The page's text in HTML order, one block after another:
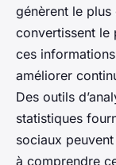
génèrent le plus
convertissent le
ces
améliorer
Des outils
statistiques
sociaux
à comprendre